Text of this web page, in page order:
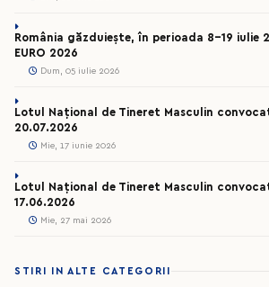
România găzduiește, în perioada 8-19 iulie
EURO 2026
Dum, 05 iulie 2026
Lotul Național de Tineret Masculin
20.07.2026
Mie, 17 iunie 2026
Lotul Național de Tineret Masculin
17.06.2026
Mie, 27 mai 2026
STIRI IN ALTE CATEGORII